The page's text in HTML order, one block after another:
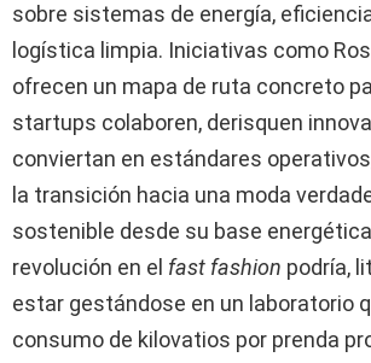
sobre sistemas de energía,
logística limpia. Iniciativas como
ofrecen un mapa de ruta concreto
startups colaboren, derisquen
conviertan en estándares
la transición hacia una moda
sostenible desde su base
revolución en el fast fashion podría,
estar gestándose en un laboratorio
consumo de kilovatios por prenda